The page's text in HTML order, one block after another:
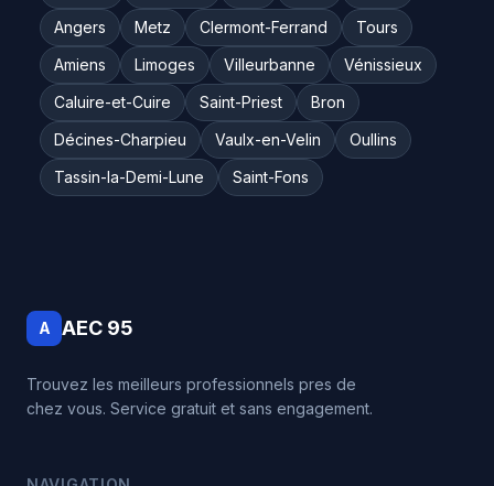
Angers
Metz Clermont-Ferrand
Tours
Amiens
Limoges Villeurbanne
Vénissieux
Caluire-et-Cuire
Saint-Priest
Bron
Décines-Charpieu
Vaulx-en-Velin
Oullins
Tassin-la-Demi-Lune
Saint-Fons
A AEC 95
Trouvez les meilleurs professionnels pres de
chez vous. Service gratuit et sans engagement.